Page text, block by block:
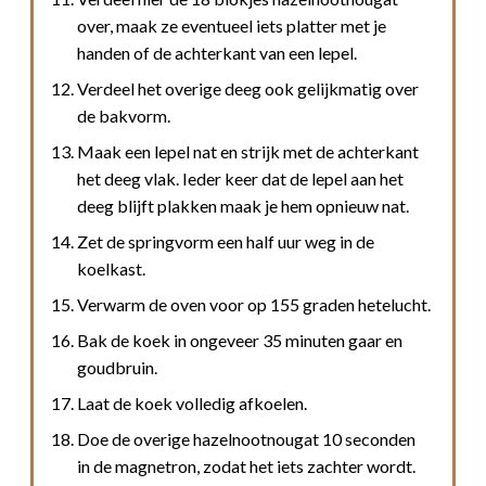
over, maak ze eventueel iets platter met je
handen of de achterkant van een lepel.
Verdeel het overige deeg ook gelijkmatig over
de bakvorm.
Maak een lepel nat en strijk met de achterkant
het deeg vlak. Ieder keer dat de lepel aan het
deeg blijft plakken maak je hem opnieuw nat.
Zet de springvorm een half uur weg in de
koelkast.
Verwarm de oven voor op 155 graden hetelucht.
Bak de koek in ongeveer 35 minuten gaar en
goudbruin.
Laat de koek volledig afkoelen.
Doe de overige hazelnootnougat 10 seconden
in de magnetron, zodat het iets zachter wordt.